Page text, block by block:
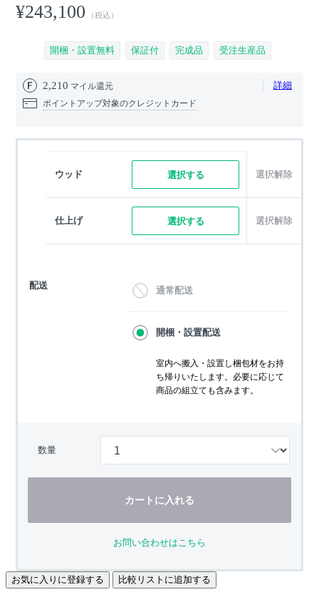
¥243,100 （税込）
開梱・設置無料 保証付 完成品 受注生産品
2,210 マイル還元 詳細
ポイントアップ対象のクレジットカード
ウッド 選択する 選択解除
仕上げ 選択する 選択解除
配送 通常配送
開梱・設置配送
室内へ搬入・設置し梱包材をお持
ち帰りいたします。必要に応じて
商品の組立ても含みます。
数量
カートに入れる
お問い合わせはこちら
お気に入りに登録する 比較リストに追加する